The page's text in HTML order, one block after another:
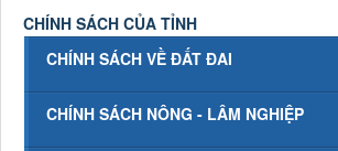
CHÍNH SÁCH CỦA TỈNH
CHÍNH SÁCH VỀ ĐẤT ĐAI
CHÍNH SÁCH NÔNG - LÂM NGHIỆP